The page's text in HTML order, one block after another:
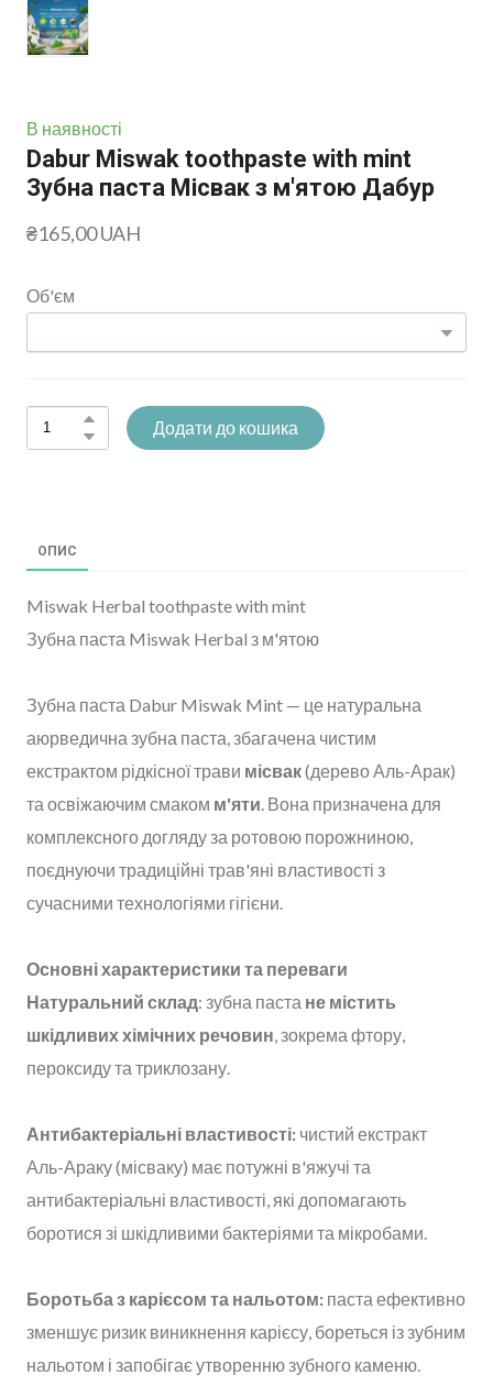
В наявності
Dabur Miswak toothpaste with mint
Зубна паста Місвак з м'ятою Дабур
₴165,00 UAH
Об'єм
Додати до кошика
ОПИС
Miswak Herbal toothpaste with mint
Зубна паста Miswak Herbal з м'ятою
Зубна паста Dabur Miswak Mint — це натуральна
аюрведична зубна паста, збагачена чистим
екстрактом рідкісної трави місвак(дерево Аль-Арак)
та освіжаючим смаком м'яти . Вона призначена для
комплексного догляду за ротовою порожниною,
поєднуючи традиційні трав'яні властивості з
сучасними технологіями гігієни.
Основні характеристики та переваги
Натуральний склад: зубна паста не містить
шкідливих хімічних речовин , зокрема фтору,
пероксиду та триклозану.
Антибактеріальні властивості: чистий екстракт
Аль-Араку (місваку) має потужні в'яжучі та
антибактеріальні властивості, які допомагають
боротися зі шкідливими бактеріями та мікробами.
Боротьба з карієсом та нальотом: паста ефективно
зменшує ризик виникнення карієсу, бореться із зубним
нальотом і запобігає утворенню зубного каменю.